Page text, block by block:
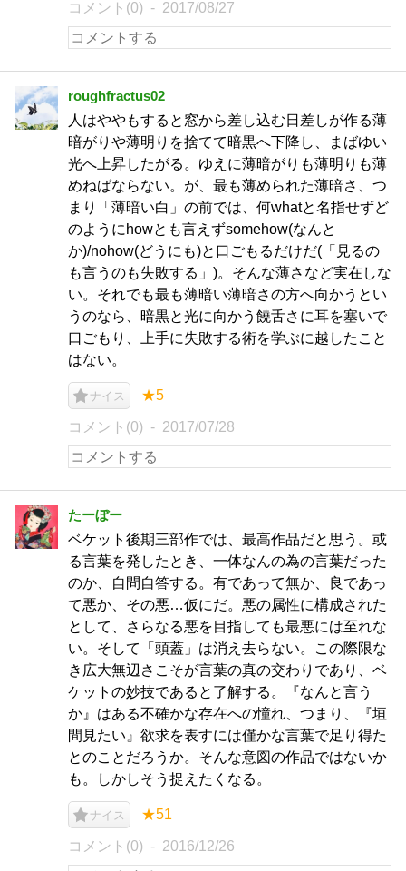
コメント(0) 2017/08/27
roughfractus02
人はややもすると窓から差し込む日差しが作る薄
暗がりや薄明りを捨てて暗黒へ下降し、まばゆい
光へ上昇したがる。ゆえに薄暗がりも薄明りも薄
めねばならない。が、最も薄められた薄暗さ、つ
まり「薄暗い白」の前では、何whatと名指せずど
のようにhowとも言えずsomehow(なんと
か)/nohow(どうにも)と口ごもるだけだ(「見るの
も言うのも失敗する」)。そんな薄さなど実在しな
い。それでも最も薄暗い薄暗さの方へ向かうとい
うのなら、暗黒と光に向かう饒舌さに耳を塞いで
口ごもり、上手に失敗する術を学ぶに越したこと
はない。
ナイス ★5
コメント(0) 2017/07/28
たーぼー
ベケット後期三部作では、最高作品だと思う。或
る言葉を発したとき、一体なんの為の言葉だった
のか、自問自答する。有であって無か、良であっ
て悪か、その悪…仮にだ。悪の属性に構成された
として、さらなる悪を目指しても最悪には至れな
い。そして「頭蓋」は消え去らない。この際限な
き広大無辺さこそが言葉の真の交わりであり、ベ
ケットの妙技であると了解する。『なんと言う
か』はある不確かな存在への憧れ、つまり、『垣
間見たい』欲求を表すには僅かな言葉で足り得た
とのことだろうか。そんな意図の作品ではないか
も。しかしそう捉えたくなる。
ナイス ★51
コメント(0) 2016/12/26